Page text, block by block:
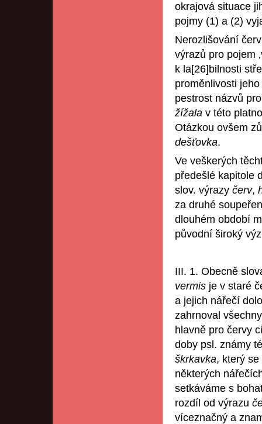
okrajová situace
pojmy (1) a (2)
Nerozlišování
výrazů pro pojem
k la[26]bilnosti
proměnlivosti
pestrost názvů
žížala v této
Otázkou ovšem
dešťovka.
Ve veškerých
předešlé kapitole
slov. výrazy červ,
za druhé
dlouhém období
původní široký
III. 1. Obecně
vermis je v staré
a jejich nářečí
zahrnoval
hlavně pro červy
doby psl. známy
škrkavka, který
některých
setkáváme s
rozdíl od výrazu
víceznačný a